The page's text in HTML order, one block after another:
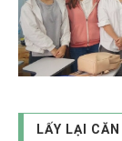
LẤY LẠI